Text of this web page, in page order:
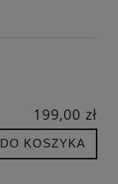
199,00 zł
DO KOSZYKA